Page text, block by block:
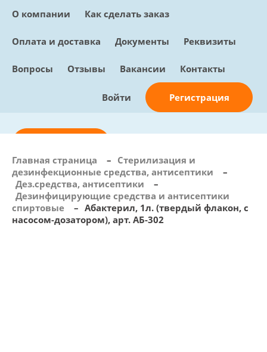
О компании Как сделать заказ
Оплата и доставка Документы Реквизиты
Вопросы Отзывы Вакансии Контакты
Войти Регистрация
info@sunmed.ru
Пн – Пт: с 10:00 - 18:00
+7 (495) 730-90-25
Перезвоните мне
Главная страница – Стерилизация и
дезинфекционные средства, антисептики
–
Дез.средства, антисептики
–
Дезинфицирующие средства и антисептики
спиртовые
– Абактерил, 1л. (твердый флакон, с
насосом-дозатором), арт. АБ-302